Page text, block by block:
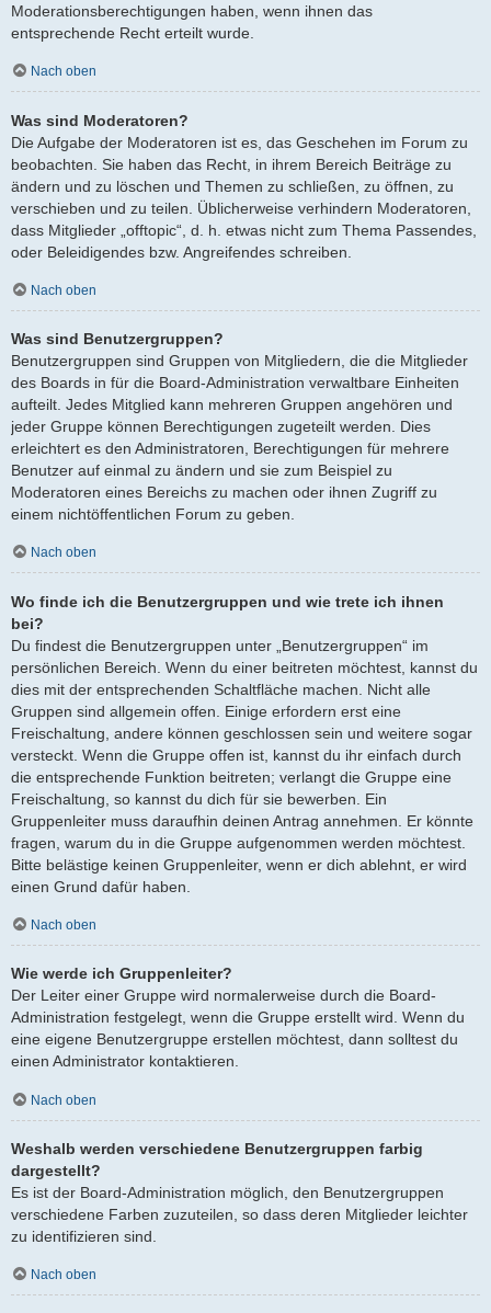
Moderationsberechtigungen haben, wenn ihnen das
entsprechende Recht erteilt wurde.
Nach oben
Was sind Moderatoren?
Die Aufgabe der Moderatoren ist es, das Geschehen im Forum zu
beobachten. Sie haben das Recht, in ihrem Bereich Beiträge zu
ändern und zu löschen und Themen zu schließen, zu öffnen, zu
verschieben und zu teilen. Üblicherweise verhindern Moderatoren,
dass Mitglieder „offtopic“, d. h. etwas nicht zum Thema Passendes,
oder Beleidigendes bzw. Angreifendes schreiben.
Nach oben
Was sind Benutzergruppen?
Benutzergruppen sind Gruppen von Mitgliedern, die die Mitglieder
des Boards in für die Board-Administration verwaltbare Einheiten
aufteilt. Jedes Mitglied kann mehreren Gruppen angehören und
jeder Gruppe können Berechtigungen zugeteilt werden. Dies
erleichtert es den Administratoren, Berechtigungen für mehrere
Benutzer auf einmal zu ändern und sie zum Beispiel zu
Moderatoren eines Bereichs zu machen oder ihnen Zugriff zu
einem nichtöffentlichen Forum zu geben.
Nach oben
Wo finde ich die Benutzergruppen und wie trete ich ihnen
bei?
Du findest die Benutzergruppen unter „Benutzergruppen“ im
persönlichen Bereich. Wenn du einer beitreten möchtest, kannst du
dies mit der entsprechenden Schaltfläche machen. Nicht alle
Gruppen sind allgemein offen. Einige erfordern erst eine
Freischaltung, andere können geschlossen sein und weitere sogar
versteckt. Wenn die Gruppe offen ist, kannst du ihr einfach durch
die entsprechende Funktion beitreten; verlangt die Gruppe eine
Freischaltung, so kannst du dich für sie bewerben. Ein
Gruppenleiter muss daraufhin deinen Antrag annehmen. Er könnte
fragen, warum du in die Gruppe aufgenommen werden möchtest.
Bitte belästige keinen Gruppenleiter, wenn er dich ablehnt, er wird
einen Grund dafür haben.
Nach oben
Wie werde ich Gruppenleiter?
Der Leiter einer Gruppe wird normalerweise durch die Board-
Administration festgelegt, wenn die Gruppe erstellt wird. Wenn du
eine eigene Benutzergruppe erstellen möchtest, dann solltest du
einen Administrator kontaktieren.
Nach oben
Weshalb werden verschiedene Benutzergruppen farbig
dargestellt?
Es ist der Board-Administration möglich, den Benutzergruppen
verschiedene Farben zuzuteilen, so dass deren Mitglieder leichter
zu identifizieren sind.
Nach oben